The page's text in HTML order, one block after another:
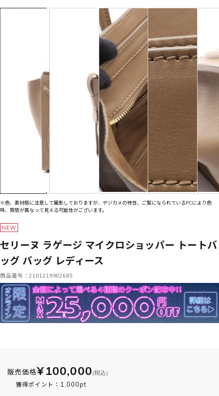
※色、素材感に注意して撮影しておりますが、デジカメの特性、ご覧になられているPCにより色
味、質感が異なって見える可能性がございます。
セリーヌ ラゲージ マイクロショッパー トートバ
ッグ バッグ レディース
商品番号：2101219902685
販売価格¥100,000 (税込)
獲得ポイント： 1,000pt